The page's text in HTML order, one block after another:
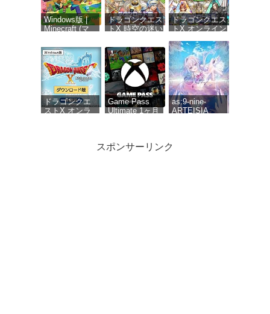
Windows版 |
Minecraft (マ
Java &
Bedrock
Edition | オン
ラインコード
版
ドラゴンクエス
トX 時空の迷い
イン
【Amazon.co.jp
限定】お役立ち
アイテムセット
配信 |ダウンロ
ード版
ドラゴンクエス
トX オンライン
パッケージ
version 1-
8【Amazon.co.jp
限定】お役立ち
アイテムセット
【購入特典】ゲ
ーム内アイテム
「黄金の花びら
ドラゴンクエ
ストX オンラ
Game Pass
Ultimate 1ヶ月
Devices, Xbox
as:9-nine-
ARTEISIA
スポンサーリンク